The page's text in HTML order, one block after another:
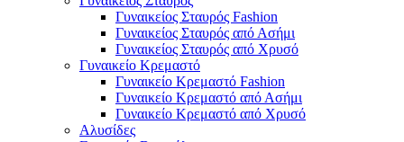
Γυναικείος Σταυρός Fashion
Γυναικείος Σταυρός από Ασήμι
Γυναικείος Σταυρός από Χρυσό
Γυναικείο Κρεμαστό
Γυναικείο Κρεμαστό Fashion
Γυναικείο Κρεμαστό από Ασήμι
Γυναικείο Κρεμαστό από Χρυσό
Αλυσίδες